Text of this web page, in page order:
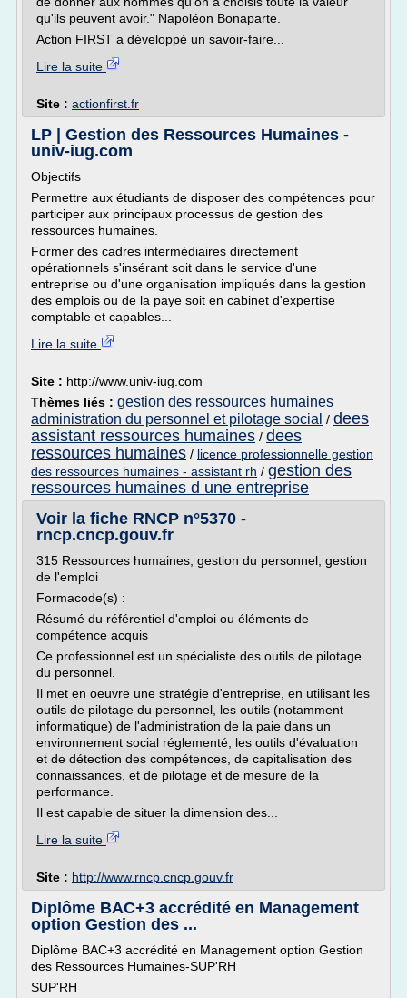
qu'ils peuvent avoir." Napoléon Bonaparte.
Action FIRST a développé un savoir-faire...
Lire la suite
Site : actionfirst.fr
LP | Gestion des Ressources Humaines -
univ-iug.com
Objectifs
Permettre aux étudiants de disposer des compétences pour
participer aux principaux processus de gestion des
ressources humaines.
Former des cadres intermédiaires directement
opérationnels s'insérant soit dans le service d'une
entreprise ou d'une organisation impliqués dans la gestion
des emplois ou de la paye soit en cabinet d'expertise
comptable et capables...
Lire la suite
Site : http://www.univ-iug.com
Thèmes liés : gestion des ressources humaines
administration du personnel et pilotage social / dees
assistant ressources humaines / dees
ressources humaines / licence professionnelle gestion
des ressources humaines - assistant rh / gestion des
ressources humaines d une entreprise
Voir la fiche RNCP n°5370 -
rncp.cncp.gouv.fr
315 Ressources humaines, gestion du personnel, gestion
de l'emploi
Formacode(s) :
Résumé du référentiel d'emploi ou éléments de
compétence acquis
Ce professionnel est un spécialiste des outils de pilotage
du personnel.
Il met en oeuvre une stratégie d'entreprise, en utilisant les
outils de pilotage du personnel, les outils (notamment
informatique) de l'administration de la paie dans un
environnement social réglementé, les outils d'évaluation
et de détection des compétences, de capitalisation des
connaissances, et de pilotage et de mesure de la
performance.
Il est capable de situer la dimension des...
Lire la suite
Site : http://www.rncp.cncp.gouv.fr
Diplôme BAC+3 accrédité en Management
option Gestion des ...
Diplôme BAC+3 accrédité en Management option Gestion
des Ressources Humaines-SUP'RH
SUP'RH